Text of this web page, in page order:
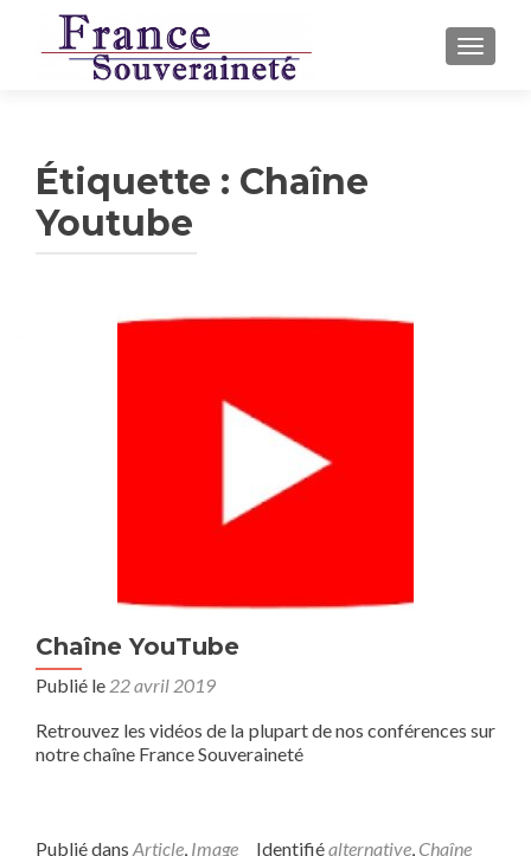
Étiquette : Chaîne
Youtube
Chaîne YouTube
Publié le 22 avril 2019
Retrouvez les vidéos de la plupart de nos conférences sur
notre chaîne France Souveraineté
Publié dans Article, Image Identifiéalternative, Chaîne